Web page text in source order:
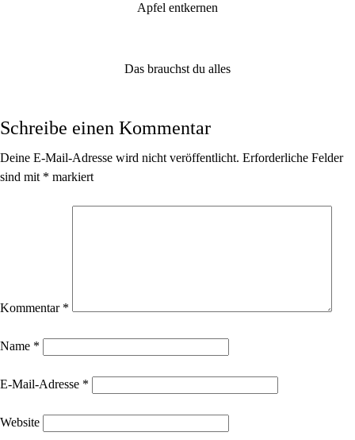
Apfel entkernen
Das brauchst du alles
Schreibe einen Kommentar
Deine E-Mail-Adresse wird nicht veröffentlicht. Erforderliche Felder
sind mit * markiert
Kommentar *
Name *
E-Mail-Adresse *
Website